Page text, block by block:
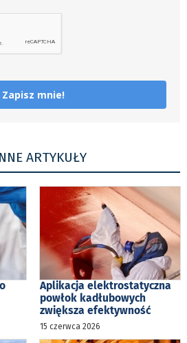
Zapisz mnie!
ARTYKUŁY
Aplikacja elektrostatyczna
powłok kadłubowych
zwiększa efektywność
15 czerwca 2026